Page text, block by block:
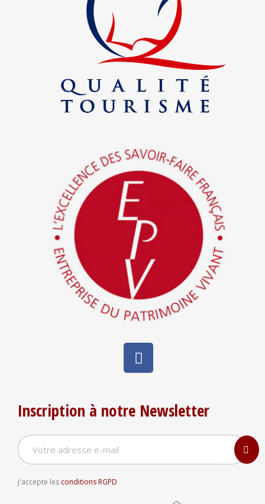
Inscription à notre Newsletter
j'accepte les conditions RGPD